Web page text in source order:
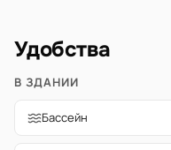
Удобства
В ЗДАНИИ
Бассейн